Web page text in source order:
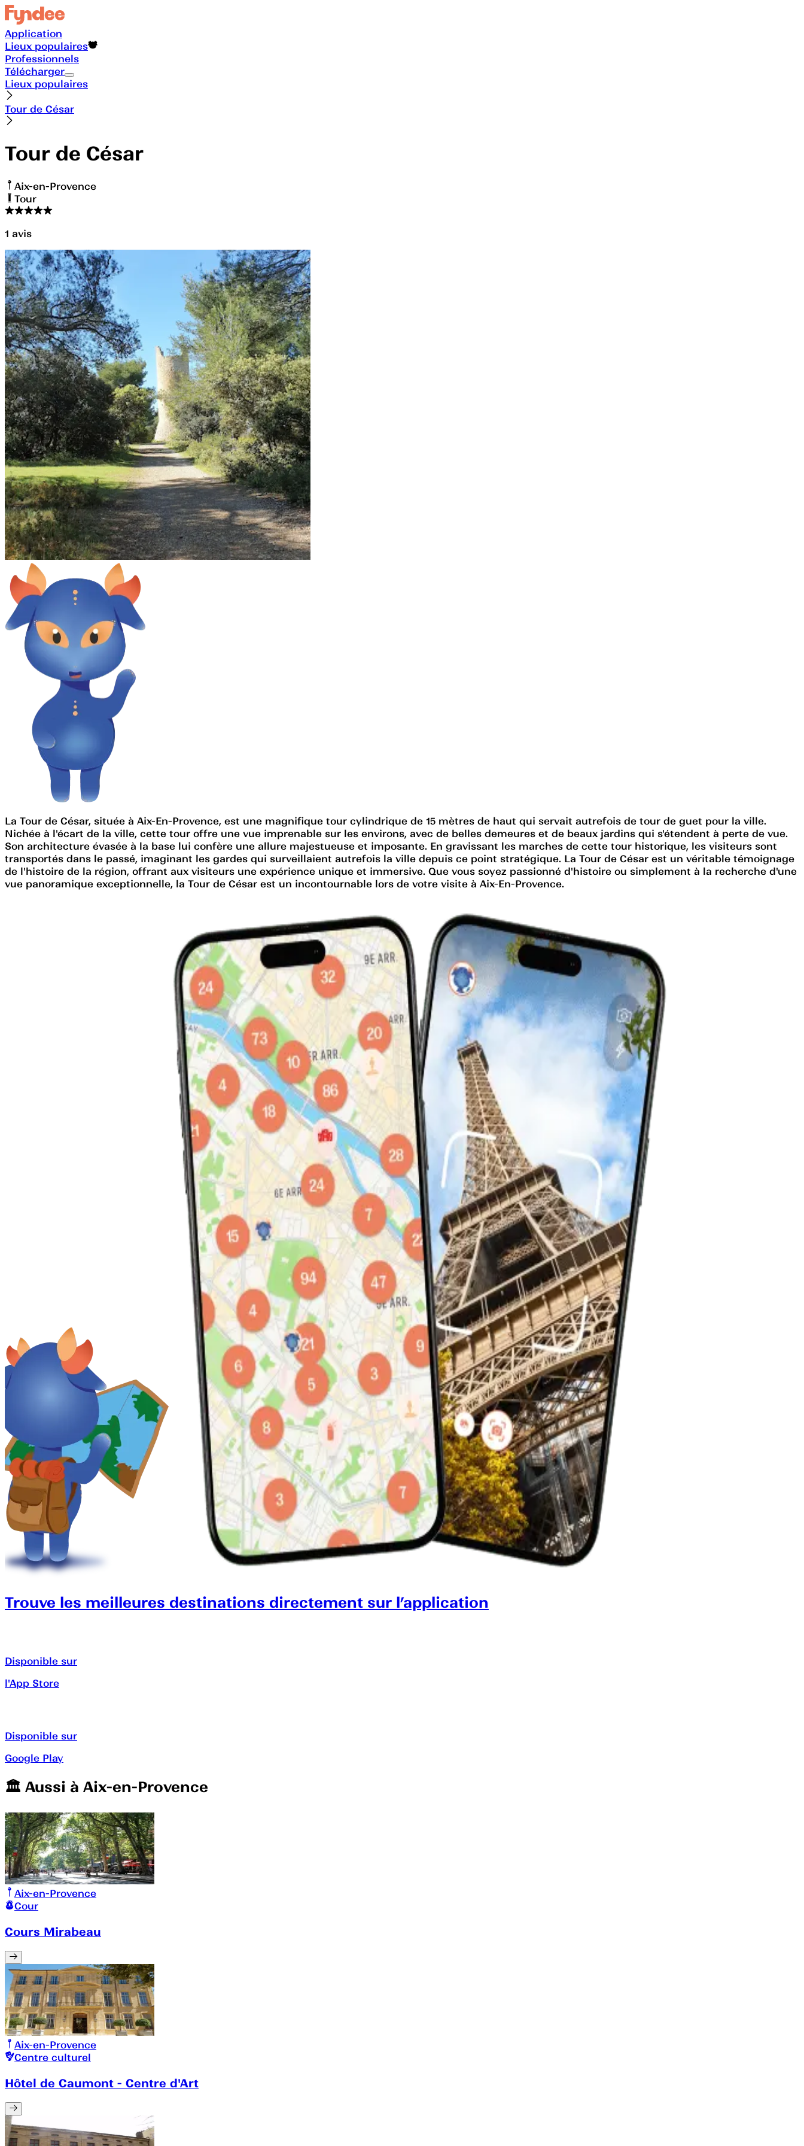
Application
Lieux populaires
Professionnels
Télécharger
Lieux populaires
Tour de César
Tour de César
Aix-en-Provence
Tour
1 avis
La Tour de César, située à Aix-En-Provence, est une magnifique tour cylindrique de 15 mètres de haut qui servait autrefois de tour de guet pour la ville.
Nichée à l'écart de la ville, cette tour offre une vue imprenable sur les environs, avec de belles demeures et de beaux jardins qui s'étendent à perte de vue.
Son architecture évasée à la base lui confère une allure majestueuse et imposante. En gravissant les marches de cette tour historique, les visiteurs sont
transportés dans le passé, imaginant les gardes qui surveillaient autrefois la ville depuis ce point stratégique. La Tour de César est un véritable témoignage
de l'histoire de la région, offrant aux visiteurs une expérience unique et immersive. Que vous soyez passionné d'histoire ou simplement à la recherche d'une
vue panoramique exceptionnelle, la Tour de César est un incontournable lors de votre visite à Aix-En-Provence.
Trouve les meilleures destinations directement sur l’application
Disponible sur
l'App Store
Disponible sur
Google Play
🏛️️ Aussi à Aix-en-Provence
Aix-en-Provence
Cour
Cours Mirabeau
Aix-en-Provence
Centre culturel
Hôtel de Caumont - Centre d'Art